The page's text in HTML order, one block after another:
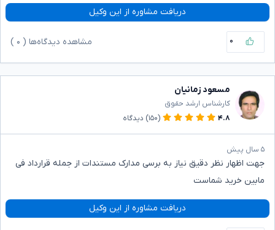
دریافت مشاوره از این وکیل
۰ مشاهده دیدگاه‌ها ( ۰
مسعود زمانیان
کارشناس ارشد حقوق
۴.۸
(۱۵۰) دیدگاه
۵ سال پیش
جهت اظهار نظر دقیق نیاز به برسی مدارک مستندات از جمله قرارداد فی
مابین خرید شماست
دریافت مشاوره از این وکیل